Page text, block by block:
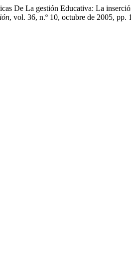
De La gestión Educativa: La
, vol. 36, n.º 10, octubre de 2005,